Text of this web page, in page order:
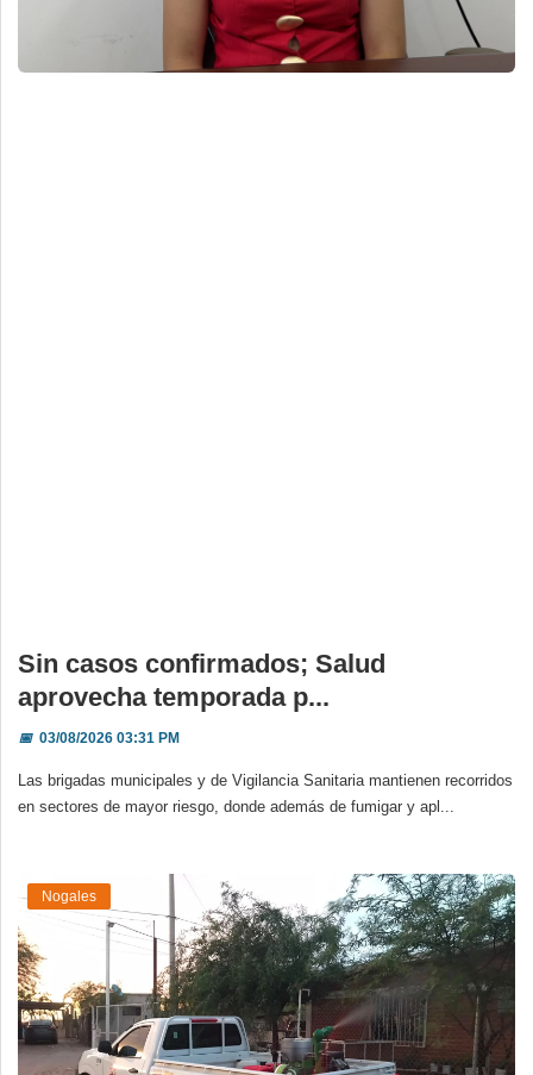
Sin casos confirmados; Salud
aprovecha temporada p...
📅03/08/2026 03:31 PM
Las brigadas municipales y de Vigilancia Sanitaria mantienen recorridos
en sectores de mayor riesgo, donde además de fumigar y apl...
Nogales